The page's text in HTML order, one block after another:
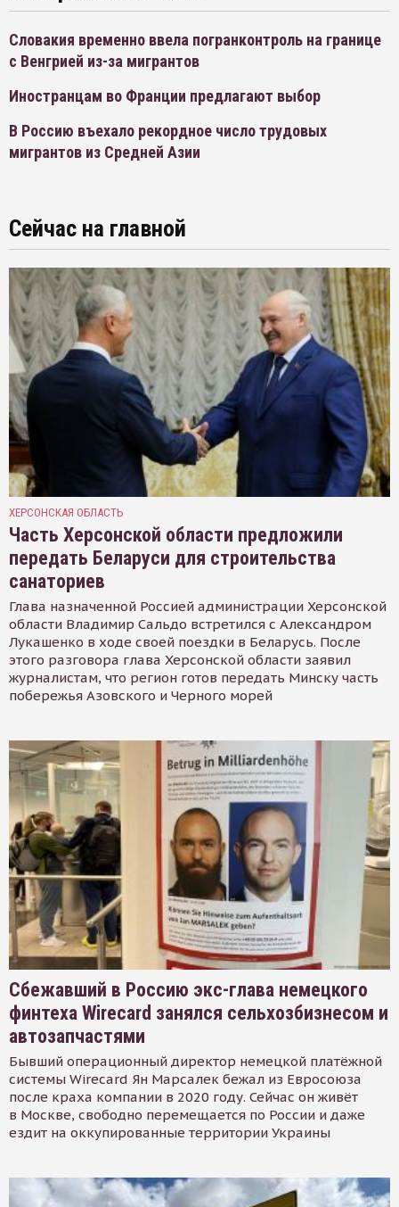
Словакия временно ввела погранконтроль на границе
с Венгрией из-за мигрантов
Иностранцам во Франции предлагают выбор
В Россию въехало рекордное число трудовых
мигрантов из Средней Азии
Сейчас на главной
ХЕРСОНСКАЯ ОБЛАСТЬ
Часть Херсонской области предложили
передать Беларуси для строительства
санаториев
Глава назначенной Россией администрации Херсонской
области Владимир Сальдо встретился с Александром
Лукашенко в ходе своей поездки в Беларусь. После
этого разговора глава Херсонской области заявил
журналистам, что регион готов передать Минску часть
побережья Азовского и Черного морей
Сбежавший в Россию экс-глава немецкого
финтеха Wirecard занялся сельхозбизнесом и
автозапчастями
Бывший операционный директор немецкой платёжной
системы Wirecard Ян Марсалек бежал из Евросоюза
после краха компании в 2020 году. Сейчас он живёт
в Москве, свободно перемещается по России и даже
ездит на оккупированные территории Украины